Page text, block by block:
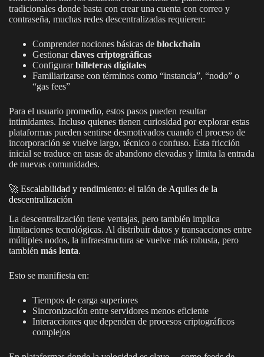
tradicionales donde basta con crear una cuenta con correo y
contraseña, muchas redes descentralizadas requieren:
Comprender nociones básicas de blockchain
Gestionarclaves criptográficas
Configurarbilleteras digitales
Familiarizarse con términos como “instancia”, “nodo” o
“gas fees”
Para el usuario promedio, estos pasos pueden resultar
intimidantes. Incluso quienes tienen curiosidad por explorar estas
plataformas pueden sentirse desmotivados cuando el proceso de
incorporación se vuelve largo, técnico o confuso. Esta fricción
inicial se traduce en tasas de abandono elevadas y limita la entrada
de nuevas comunidades.
🚀 Escalabilidad y rendimiento: el talón de Aquiles de la
descentralización
La descentralización tiene ventajas, pero también implica
limitaciones tecnológicas. Al distribuir datos y transacciones entre
múltiples nodos, la infraestructura se vuelve más robusta, pero
también más lenta.
Esto se manifiesta en:
Tiempos de carga superiores
Sincronización entre servidores menos eficiente
Interacciones que dependen de procesos criptográficos
complejos